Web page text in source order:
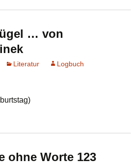
… von
Literatur
Logbuch
ohne Worte 123